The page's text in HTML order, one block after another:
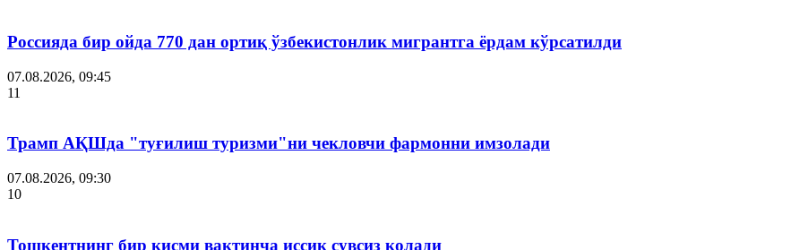
Россияда бир ойда 770 дан ортиқ ўзбекистонлик мигрантга ёрдам кўрсатилди
07.08.2026, 09:45
11
Трамп АҚШда "туғилиш туризми"ни чекловчи фармонни имзолади
07.08.2026, 09:30
10
Тошкентнинг бир қисми вақтинча иссиқ сувсиз қолади